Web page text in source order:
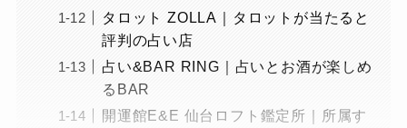
タロット ZOLLA｜タロットが当たると
評判の占い店
占い&BAR RING｜占いとお酒が楽しめ
るBAR
開運館E&E 仙台ロフト鑑定所｜所属す